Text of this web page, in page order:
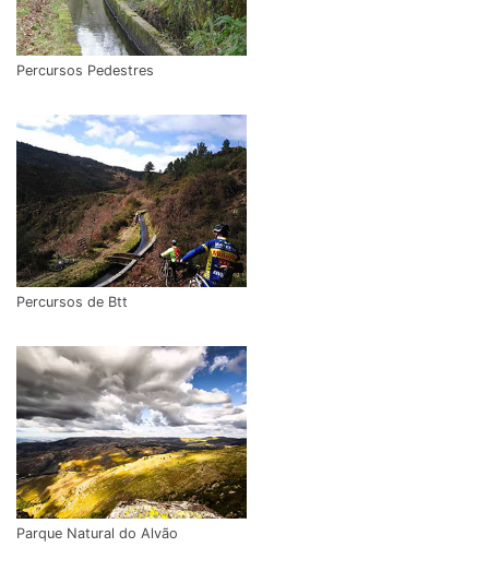
Percursos Pedestres
Percursos de Btt
Parque Natural do Alvão